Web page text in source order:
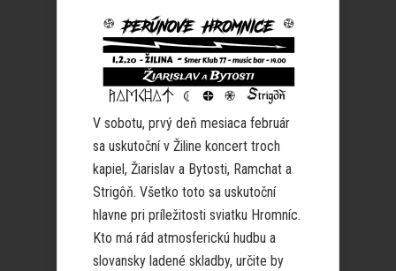
V sobotu, prvý deň mesiaca február
sa uskutoční v Žiline koncert troch
kapiel, Žiarislav a Bytosti, Ramchat a
Strigôň. Všetko toto sa uskutoční
hlavne pri príležitosti sviatku Hromníc.
Kto má rád atmosferickú hudbu a
slovansky ladené skladby, určite by